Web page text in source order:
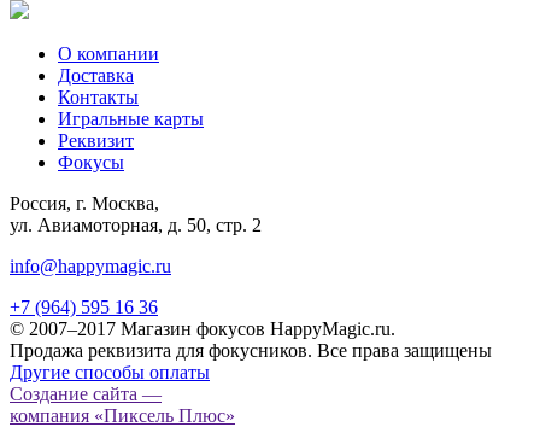
О компании
Доставка
Контакты
Игральные карты
Реквизит
Фокусы
Россия, г. Москва,
ул. Авиамоторная, д. 50, стр. 2
info@happymagic.ru
+7 (964) 595 16 36
© 2007–2017 Магазин фокусов HappyMagic.ru.
Продажа реквизита для фокусников. Все права защищены
Другие способы оплаты
Создание сайта —
компания «Пиксель Плюс»